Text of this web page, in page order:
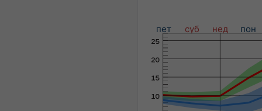
пет суб нед пон